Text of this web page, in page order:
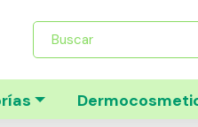
Búsqueda
productos